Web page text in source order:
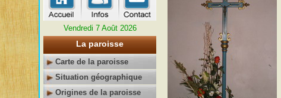
Vendredi 7 Août 2026
La paroisse
Carte de la paroisse
Situation géographique
Origines de la paroisse